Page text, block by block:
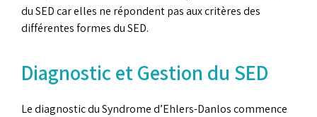
du SED car elles ne répondent pas aux critères des
différentes formes du SED.
Diagnostic et Gestion du SED
Le diagnostic du Syndrome d’Ehlers-Danlos commence